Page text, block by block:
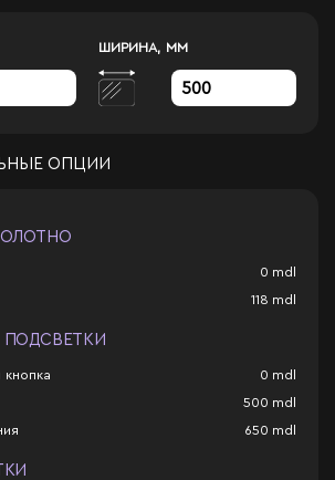
ШИРИНА, ММ
ОПЦИИ
0 mdl
118 mdl
ПОДСВЕТКИ
кнопка 0 mdl
500 mdl
650 mdl